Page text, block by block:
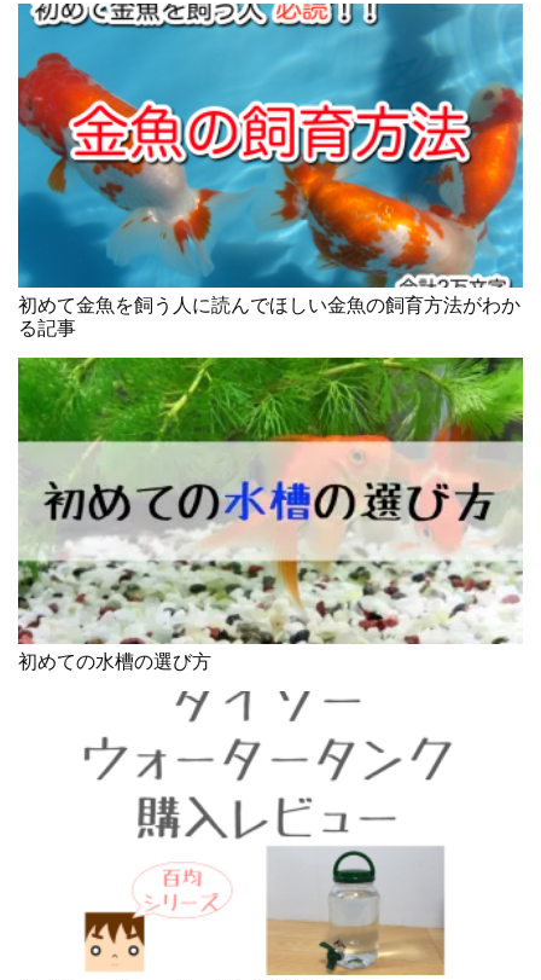
初めて金魚を飼う人に読んでほしい金魚の飼育方法がわか
る記事
初めての水槽の選び方